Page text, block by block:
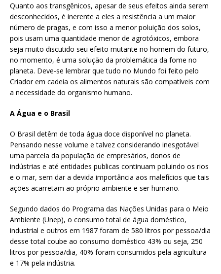
Quanto aos transgênicos, apesar de seus efeitos ainda serem
desconhecidos, é inerente a eles a resistência a um maior
número de pragas, e com isso a menor poluição dos solos,
pois usam uma quantidade menor de agrotóxicos, embora
seja muito discutido seu efeito mutante no homem do futuro,
no momento, é uma solução da problemática da fome no
planeta. Deve-se lembrar que tudo no Mundo foi feito pelo
Criador em cadeia os alimentos naturais são compatíveis com
a necessidade do organismo humano.
A Água e o Brasil
O Brasil detêm de toda água doce disponível no planeta.
Pensando nesse volume e talvez considerando inesgotável
uma parcela da população de empresários, donos de
indústrias e até entidades publicas continuam poluindo os rios
e o mar, sem dar a devida importância aos malefícios que tais
ações acarretam ao próprio ambiente e ser humano.
Segundo dados do Programa das Nações Unidas para o Meio
Ambiente (Unep), o consumo total de água doméstico,
industrial e outros em 1987 foram de 580 litros por pessoa/dia
desse total coube ao consumo doméstico 43% ou seja, 250
litros por pessoa/dia, 40% foram consumidos pela agricultura
e 17% pela indústria.